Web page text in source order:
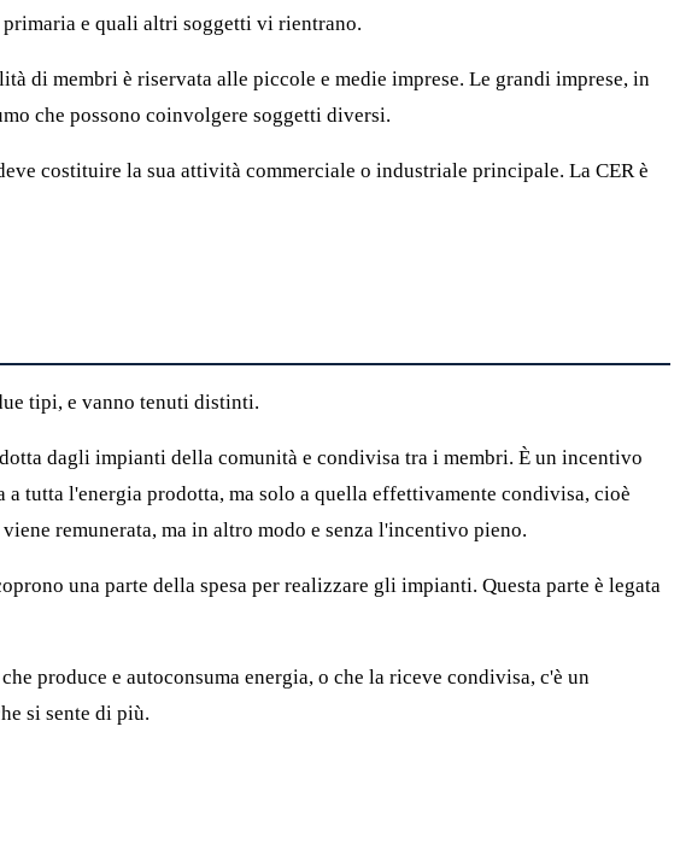
e quali altri soggetti vi rientrano.
di membri è riservata alle piccole e medie imprese. Le grandi imprese, in
che possono coinvolgere soggetti diversi.
costituire la sua attività commerciale o industriale principale. La CER è
tipi, e vanno tenuti distinti.
dagli impianti della comunità e condivisa tra i membri. È un incentivo
tutta l'energia prodotta, ma solo a quella effettivamente condivisa, cioè
remunerata, ma in altro modo e senza l'incentivo pieno.
una parte della spesa per realizzare gli impianti. Questa parte è legata
produce e autoconsuma energia, o che la riceve condivisa, c'è un
si sente di più.